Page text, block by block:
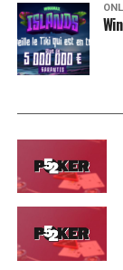
Hugues
La victoire de
climat, tout
d’événement.
On se reverra
coverage
Résultats du